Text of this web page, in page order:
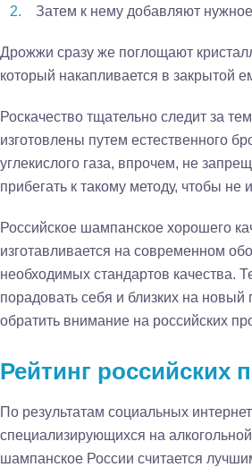
Затем к нему добавляют
Дрожжи сразу же поглощают
который накапливается в закрытой
Роскачество тщательно следит за
изготовлены путем естественного
углекислого газа, впрочем, не
прибегать к такому методу, чтобы не
Российское шампанское хорошего
изготавливается на современном
необходимых стандартов качества.
порадовать себя и близких на новый
обратить внимание на российских
Рейтинг российских
По результатам социальных
специализирующихся на
шампанское России считается